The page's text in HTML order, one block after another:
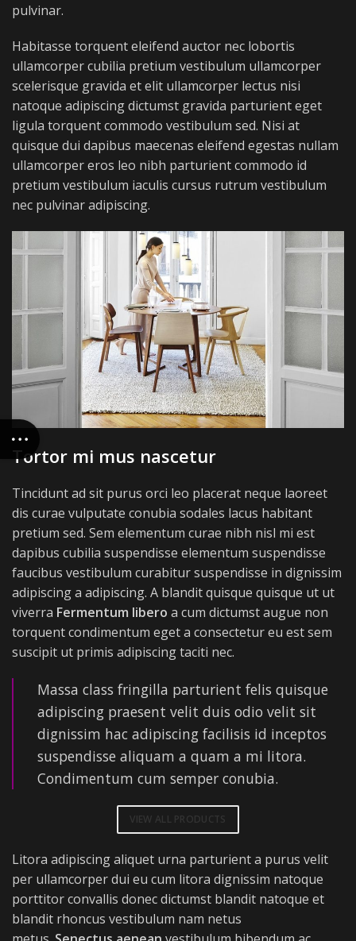
pulvinar.
Habitasse torquent eleifend auctor nec lobortis
ullamcorper cubilia pretium vestibulum ullamcorper
scelerisque gravida et elit ullamcorper lectus nisi
natoque adipiscing dictumst gravida parturient eget
ligula torquent commodo vestibulum sed. Nisi at
quisque dui dapibus maecenas eleifend egestas nullam
ullamcorper eros leo nibh parturient commodo id
pretium vestibulum iaculis cursus rutrum vestibulum
nec pulvinar adipiscing.
Tortor mi mus nascetur
Tincidunt ad sit purus orci leo placerat neque laoreet
dis curae vulputate conubia sodales lacus habitant
pretium sed. Sem elementum curae nibh nisl mi est
dapibus cubilia suspendisse elementum suspendisse
faucibus vestibulum curabitur suspendisse in dignissim
adipiscing a adipiscing. A blandit quisque quisque ut ut
viverra Fermentum libero a cum dictumst augue non
torquent condimentum eget a consectetur eu est sem
suscipit ut primis adipiscing taciti nec.
Massa class fringilla parturient felis quisque
adipiscing praesent velit duis odio velit sit
dignissim hac adipiscing facilisis id inceptos
suspendisse aliquam a quam a mi litora.
Condimentum cum semper conubia.
VIEW ALL PRODUCTS
Litora adipiscing aliquet urna parturient a purus velit
per ullamcorper dui eu cum litora dignissim natoque
porttitor convallis donec dictumst blandit natoque et
blandit rhoncus vestibulum nam netus